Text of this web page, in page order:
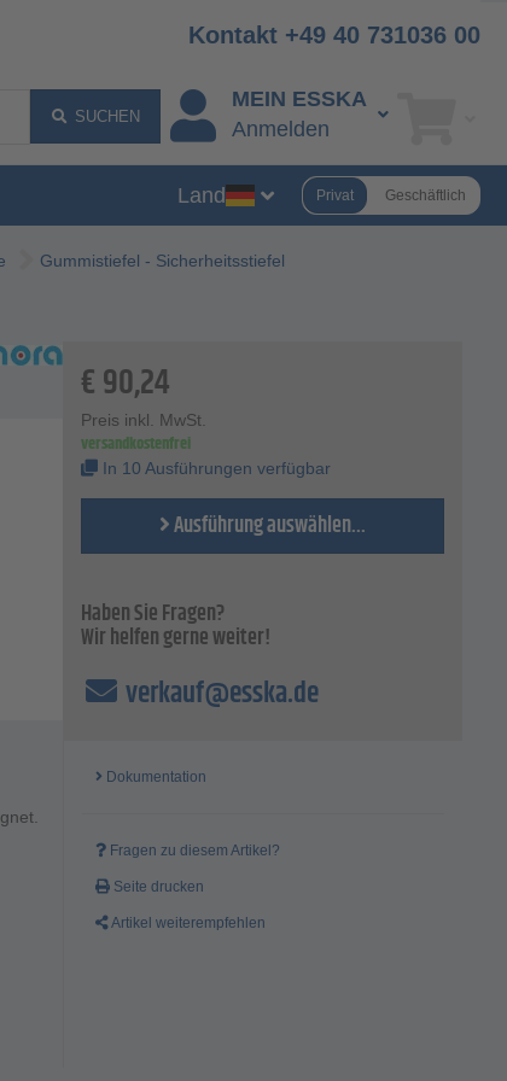
Kontakt +49 40 731036 00
SUCHEN
MEIN ESSKA
Anmelden
Land Privat Geschäftlich
Gummistiefel - Sicherheitsstiefel
€90,24
Preis inkl. MwSt.
versandkostenfrei
In 10 Ausführungen verfügbar
Ausführung auswählen...
Haben Sie Fragen?
Wir helfen gerne weiter!
verkauf@esska.de
Dokumentation
Fragen zu diesem Artikel?
Seite drucken
Artikel weiterempfehlen